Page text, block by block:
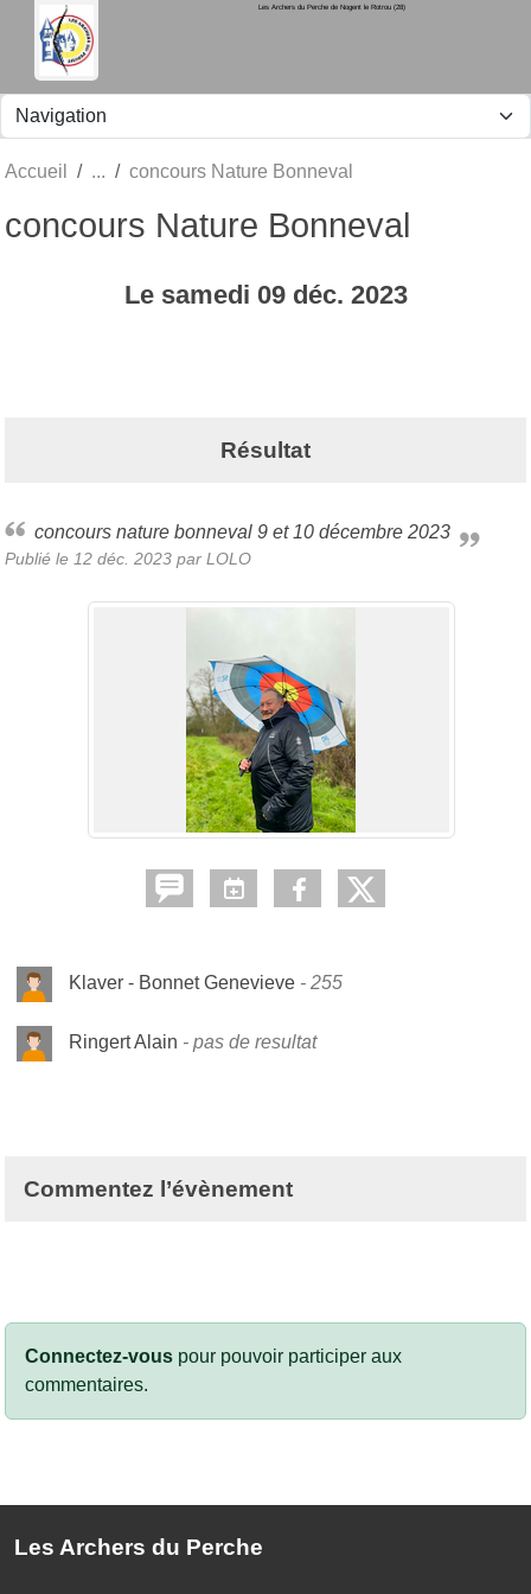
Les Archers du Perche de Nogent le Rotrou (28)
Accueil concours Nature Bonneval
concours Nature Bonneval
Le samedi 09 déc. 2023
Résultat
concours nature bonneval 9 et 10 décembre 2023
Publié le 12 déc. 2023 par LOLO
Klaver - Bonnet Genevieve 255
Ringert Alain pas de resultat
Commentez l’évènement
Connectez-vous pour pouvoir participer aux
commentaires.
Les Archers du Perche
Panneau de gestion des cookies